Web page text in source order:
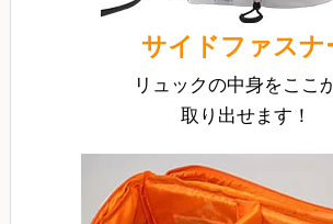
サイドファスナ
リュックの中身をここ
取り出せます！